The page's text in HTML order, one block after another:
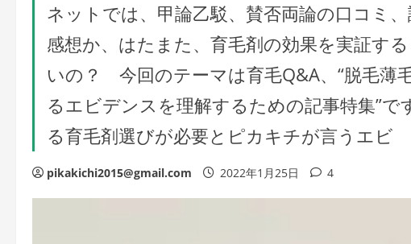
ネットでは、甲論乙駁、賛否両論の口コミ
感想か、はたまた、育毛剤の効果を実証す
いの？ 今回のテーマは育毛Q&A、“脱毛薄
るエビデンスを理解するための記事特集”
る育毛剤選びが必要とピカキチが言うエビ
pikakichi2015@gmail.com 2022年1月25日 4